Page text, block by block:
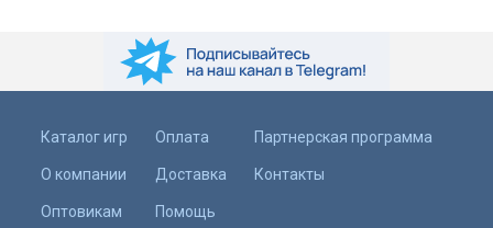
Каталог игр
О компании
Оптовикам
Оплата
Доставка
Помощь
Партнерская программа
Контакты